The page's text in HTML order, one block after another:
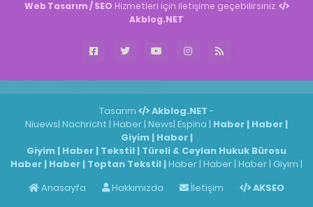
Web Tasarım / SEO Hizmetleri için iletişime geçebilirsiniz.
Akblog.NET
Tasarım Akblog.NET -
Niuews| Nachricht | Haber | News| Espina | Haber | Haber |
Giyim| Haber|
Giyim | Haber | Tekstil | Türeli & Ceylan Hukuk Bürosu
Haber | Haber | Toptan Tekstil | Haber | Haber | Haber | Giyim |
Anasayfa
Hakkımızda İletişim AKSEO